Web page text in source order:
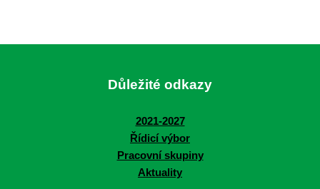
Důležité odkazy
2021-2027
Řídicí výbor
Pracovní skupiny
Aktuality